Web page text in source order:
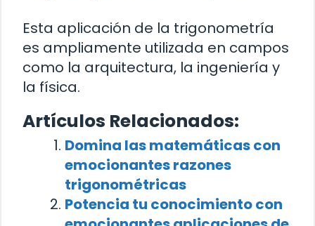
Esta aplicación de la trigonometría
es ampliamente utilizada en campos
como la arquitectura, la ingeniería y
la física.
Artículos Relacionados:
Domina las matemáticas con
emocionantes razones
trigonométricas
Potencia tu conocimiento con